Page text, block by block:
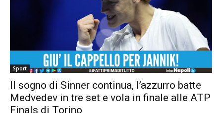
Sport
Il sogno di Sinner continua, l’azzurro batte
Medvedev in tre set e vola in finale alle ATP
Finals di Torino